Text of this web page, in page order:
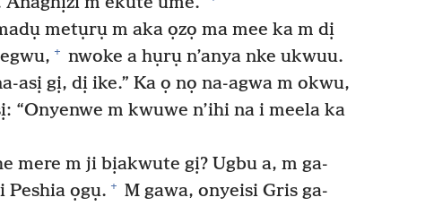
metụrụ m aka ọzọ ma mee ka m dị
+ nwoke a hụrụ n’anya nke ukwuu.
asị gị, dị ike.” Ka ọ nọ na-agwa m okwu,
“Onyenwe m kwuwe n’ihi na i meela ka
mere m ji bịakwute gị? Ugbu a, m ga-
Peshia ọgụ. + M gawa, onyeisi Gris ga-